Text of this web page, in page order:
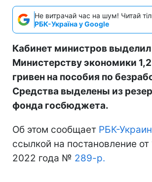
Не витрачай час на шум! Читай
РБК-Україна у Google
Кабинет министров выделил
Министерству экономики
гривен на пособия по
Средства выделены из
фонда госбюджета.
Об этом сообщает РБК-
ссылкой на постановление от
2022 года № 289-р.